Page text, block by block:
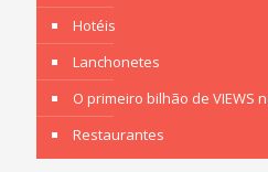
Hotéis
Lanchonetes
O primeiro bilhão de VIEWS
Restaurantes